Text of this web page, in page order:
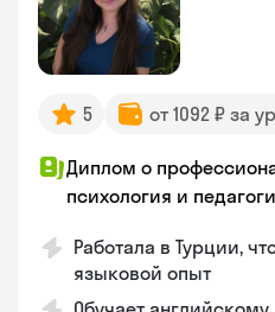
5 от 1092 ₽ за
Диплом о
психология и
Работала в Турции,
языковой опыт